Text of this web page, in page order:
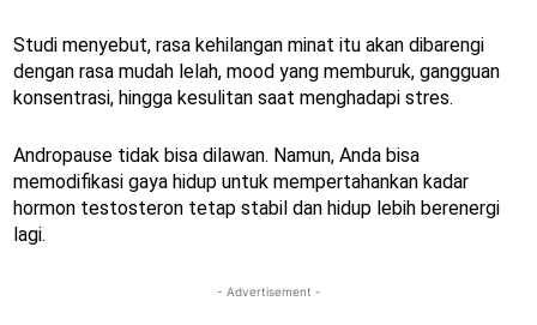
Studi menyebut, rasa kehilangan minat itu akan dibarengi
dengan rasa mudah lelah, mood yang memburuk, gangguan
konsentrasi, hingga kesulitan saat menghadapi stres.
Andropause tidak bisa dilawan. Namun, Anda bisa
memodifikasi gaya hidup untuk mempertahankan kadar
hormon testosteron tetap stabil dan hidup lebih berenergi
lagi.
- Advertisement -